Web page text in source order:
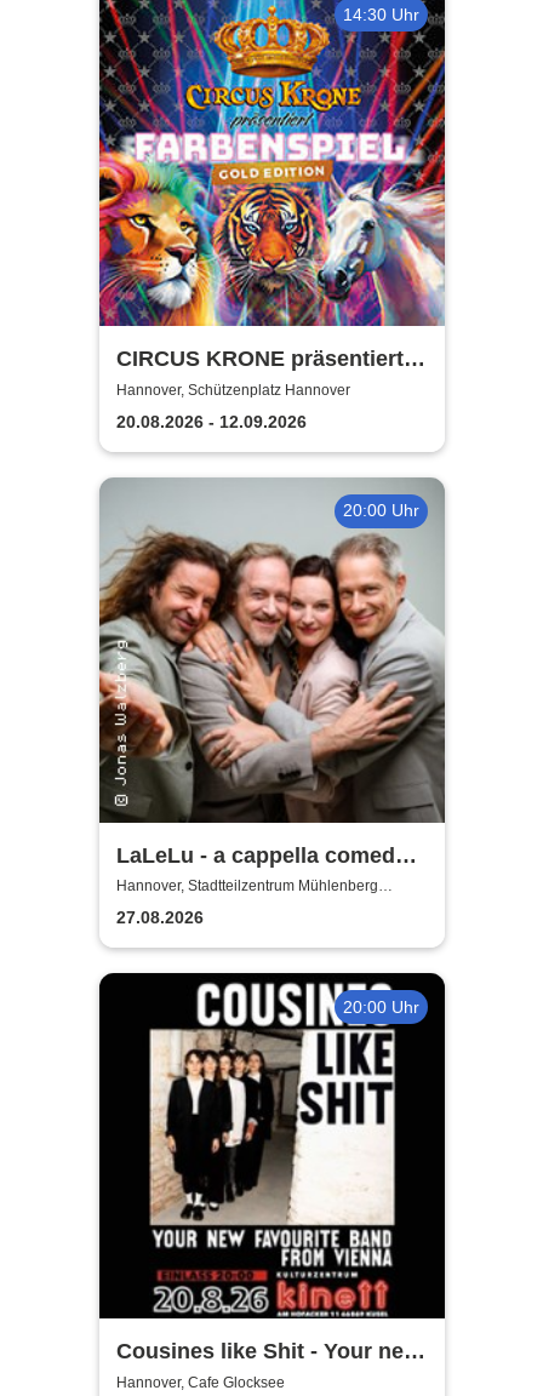
14:30 Uhr
CIRCUS KRONE präsentiert
FARBENSPIEL - Gold Edition
| Hannover
Hannover, Schützenplatz Hannover
20.08.2026 - 12.09.2026
20:00 Uhr
LaLeLu - a cappella comedy -
Urlaub vom Hirn
Hannover, Stadtteilzentrum Mühlenberg
Hannover
27.08.2026
20:00 Uhr
Cousines like Shit - Your new
favourite band from Vienna
Hannover, Cafe Glocksee